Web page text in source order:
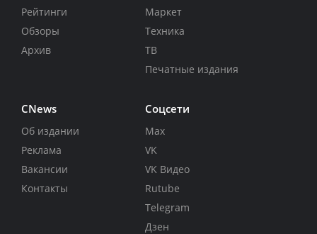
Рейтинги
Обзоры
Архив
Маркет
Техника
ТВ
Печатные издания
CNews
Об издании
Реклама
Вакансии
Контакты
Соцсети
Max
VK
VK Видео
Rutube
Telegram
Дзен